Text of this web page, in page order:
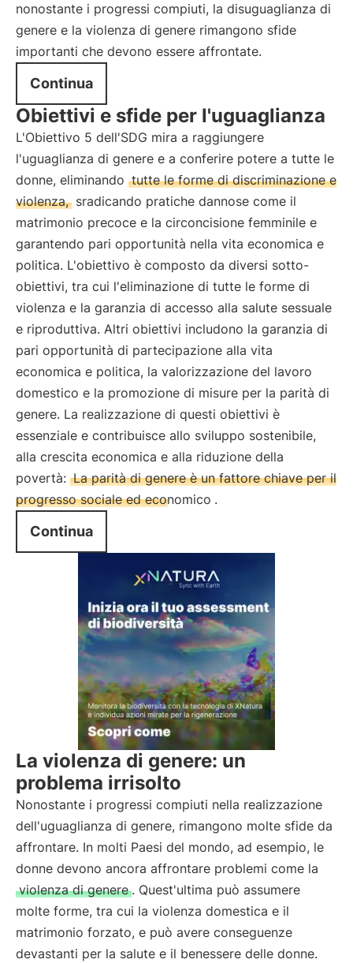
nonostante i progressi compiuti, la disuguaglianza di
genere e la violenza di genere rimangono sfide
importanti che devono essere affrontate.
Continua
Obiettivi e sfide per l'uguaglianza
L'Obiettivo 5 dell'SDG mira a raggiungere
l'uguaglianza di genere e a conferire potere a tutte le
donne, eliminando tutte le forme di discriminazione e
violenza, sradicando pratiche dannose come il
matrimonio precoce e la circoncisione femminile e
garantendo pari opportunità nella vita economica e
politica. L'obiettivo è composto da diversi sotto-
obiettivi, tra cui l'eliminazione di tutte le forme di
violenza e la garanzia di accesso alla salute sessuale
e riproduttiva. Altri obiettivi includono la garanzia di
pari opportunità di partecipazione alla vita
economica e politica, la valorizzazione del lavoro
domestico e la promozione di misure per la parità di
genere. La realizzazione di questi obiettivi è
essenziale e contribuisce allo sviluppo sostenibile,
alla crescita economica e alla riduzione della
povertà: La parità di genere è un fattore chiave per il
progresso sociale ed economico .
Continua
La violenza di genere: un
problema irrisolto
Nonostante i progressi compiuti nella realizzazione
dell'uguaglianza di genere, rimangono molte sfide da
affrontare. In molti Paesi del mondo, ad esempio, le
donne devono ancora affrontare problemi come la
violenza di genere . Quest'ultima può assumere
molte forme, tra cui la violenza domestica e il
matrimonio forzato, e può avere conseguenze
devastanti per la salute e il benessere delle donne.